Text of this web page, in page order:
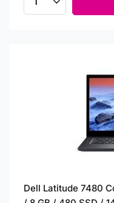
Ilość produktów
Dell Latitude 7480